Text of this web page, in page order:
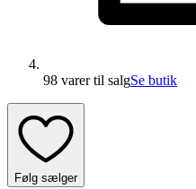
98 varertil salgSe butik
Følg sælger